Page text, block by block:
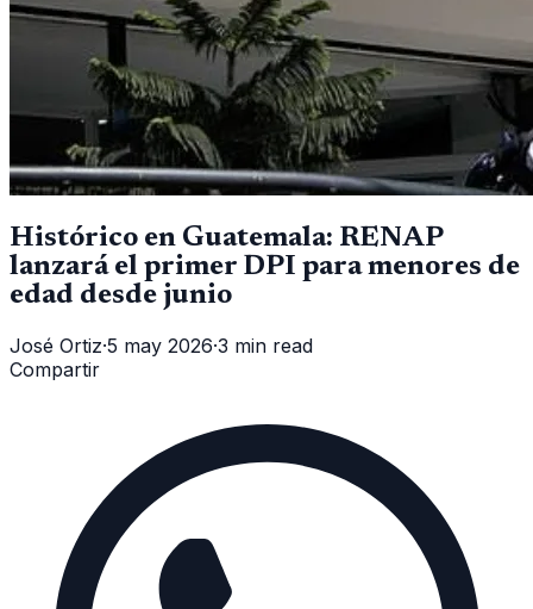
Histórico en Guatemala: RENAP
lanzará el primer DPI para menores de
edad desde junio
José Ortiz·5 may 2026·3 min read
Compartir